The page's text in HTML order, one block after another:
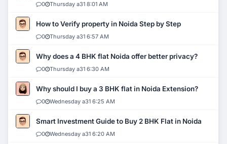
0 Thursday a31 8:01 AM
How to Verify property in Noida Step by Step
0 Thursday a31 6:57 AM
Why does a 4 BHK flat Noida offer better privacy?
0 Thursday a31 6:30 AM
Why should I buy a 3 BHK flat in Noida Extension?
0 Wednesday a31 6:25 AM
Smart Investment Guide to Buy 2 BHK Flat in Noida
0 Wednesday a31 6:20 AM